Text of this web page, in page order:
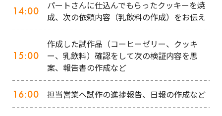
14:00
パートさんに仕込んでもらったクッキーを焼
成、次の依頼内容（乳飲料の作成）をお伝え
15:00
作成した試作品（コーヒーゼリー、クッキ
ー、乳飲料）確認をして次の検証内容を思
案、報告書の作成など
16:00 担当営業へ試作の進捗報告、日報の作成など